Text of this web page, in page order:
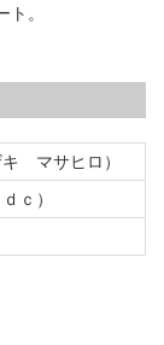
。
マサヒロ）
ｃ）